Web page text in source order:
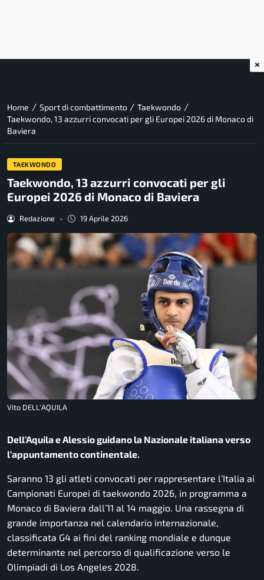
Home / Sport di combattimento / Taekwondo /
Taekwondo, 13 azzurri convocati per gli Europei 2026 di Monaco di
Baviera
TAEKWONDO
Taekwondo, 13 azzurri convocati per gli
Europei 2026 di Monaco di Baviera
Redazione - 19 Aprile 2026
Vito DELL'AQUILA
Dell’Aquila e Alessio guidano la Nazionale italiana verso
l’appuntamento continentale.
Saranno 13 gli atleti convocati per rappresentare l’Italia ai
Campionati Europei di taekwondo 2026, in programma a
Monaco di Baviera dall’11 al 14 maggio. Una rassegna di
grande importanza nel calendario internazionale,
classificata G4 ai fini del ranking mondiale e dunque
determinante nel percorso di qualificazione verso le
Olimpiadi di Los Angeles 2028.
×